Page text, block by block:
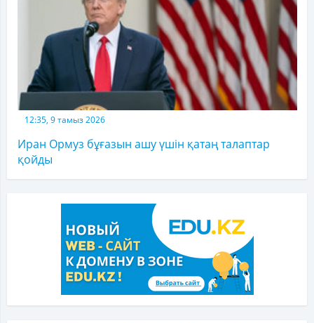
12:35, 9 тамыз 2026
Иран Ормуз бұғазын ашу үшін қатаң талаптар
қойды